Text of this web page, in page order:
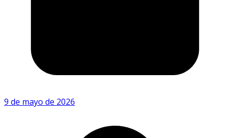
9 de mayo de 2026